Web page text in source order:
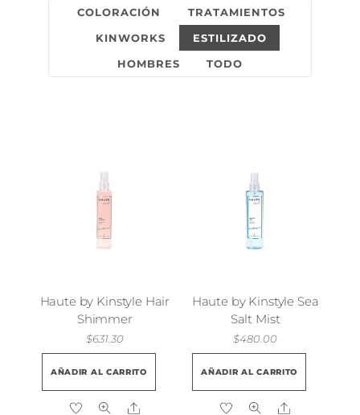
COLORACIÓN TRATAMIENTOS
KINWORKS ESTILIZADO
HOMBRES TODO
Haute by Kinstyle Hair
Shimmer
$631.30
AÑADIR AL CARRITO
Share
Haute by Kinstyle Sea
Salt Mist
$480.00
AÑADIR AL CARRITO
Share